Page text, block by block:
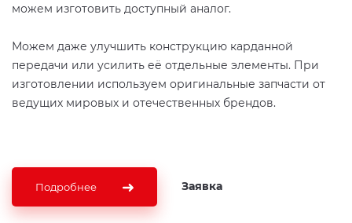
можем изготовить доступный аналог.
Можем даже улучшить конструкцию карданной
передачи или усилить её отдельные элементы. При
изготовлении используем оригинальные запчасти от
ведущих мировых и отечественных брендов.
Подробнее Заявка